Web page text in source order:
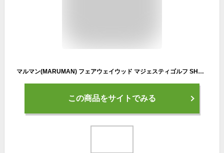
マルマン(MARUMAN) フェアウェイウッド マジェスティゴルフ SHUTTLE GOLD シャトルゴールド FUBUKI SG200 カーボン メンズ 右 番手:W3 フレックス:SR
この商品をサイトでみる